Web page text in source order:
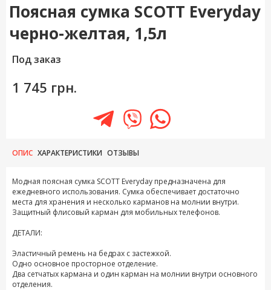
Поясная сумка SCOTT Everyday
черно-желтая, 1,5л
Под заказ
1 745 грн.
ОПИС ХАРАКТЕРИСТИКИ ОТЗЫВЫ
Модная поясная сумка SCOTT Everyday предназначена для
ежедневного использования. Сумка обеспечивает достаточно
места для хранения и несколько карманов на молнии внутри.
Защитный флисовый карман для мобильных телефонов.
ДЕТАЛИ:
Эластичный ремень на бедрах с застежкой.
Одно основное просторное отделение.
Два сетчатых кармана и один карман на молнии внутри основного
отделения.